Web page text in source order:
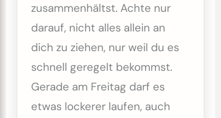
zusammenhältst. Achte nur
darauf, nicht alles allein an
dich zu ziehen, nur weil du es
schnell geregelt bekommst.
Gerade am Freitag darf es
etwas lockerer laufen, auch